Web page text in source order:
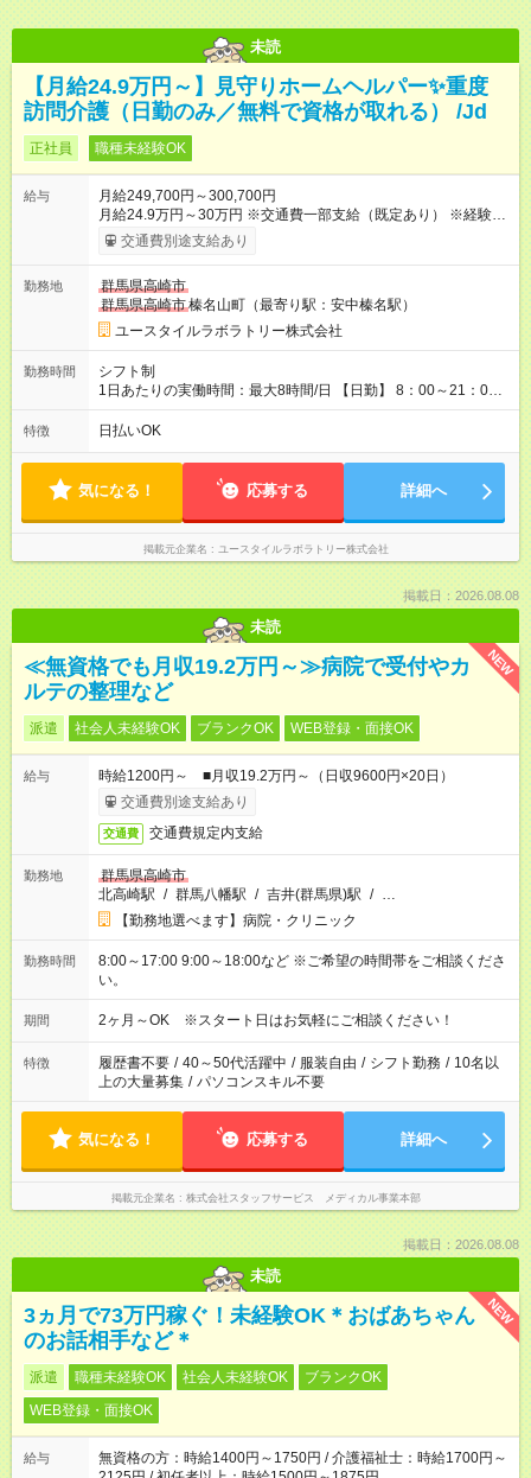
未読
【月給24.9万円～】見守りホームヘルパー✨重度
訪問介護（日勤のみ／無料で資格が取れる） /Jd
正社員 職種未経験OK
給与
月給249,700円～300,700円
月給24.9万円～30万円 ※交通費一部支給（既定あり） ※経験・
能力を考慮して決定します 【入社後のモデル月収（無資格・未
経験入社の場合）】 ［入社］ 無資格・未経験／月収21.1万円
年半］ ジュニアMGR／月収31.6万円 ［入社2年半］ マネー
ジャー／月収36万円以上 ※経験・能力等を考慮。 【試用期間】
試用期間あり 試用期間の長さ：2ヶ月 ※ 雇用形態と給与に、本
採用時と異なる部分があります。 雇用形態：本採用時と同じで
す。 給与：月給 211,700円 ～ 300,700円
交通費別途支給あり
勤務地
群馬県高崎市
群馬県高崎市榛名山町（最寄り駅：安中榛名駅）
ユースタイルラボラトリー株式会社
勤務時間
シフト制
1日あたりの実働時間：最大8時間/日 【日勤】 8：00～21：00
＊＊ 勤務時間例 ＊＊ ■8時から17時 ■9時から18時 ■10時か
ら19時 など ※上記の時間内で8時間勤務（休憩1時間）ご利用
（希望休あり）
特徴 日払いOK
気になる！ 応募する 詳細へ
掲載元企業名 ユースタイルラボラトリー株式会社
掲載日：2026.08.08
未読
NEW
≪無資格でも月収19.2万円～≫病院で受付やカ
ルテの整理など
派遣 社会人未経験OK ブランクOK WEB登録・面接OK
給与
時給1200円～ ■月収19.2万円～（日収9600円×20日）
交通費別途支給あり
交通費 交通費規定内支給
勤務地
群馬県高崎市
北高崎駅 / 群馬八幡駅 / 吉井(群馬県)駅 / …
【勤務地選べます】病院・クリニック
勤務時間
8:00～17:00 9:00～18:00など ※ご希望の時間帯をご相談くださ
い。
期間 2ヶ月～OK ※スタート日はお気軽にご相談ください！
特徴 履歴書不要 / 40～50代活躍中 / 服装自由 / シフト勤務 / 10名以
上の大量募集 / パソコンスキル不要
気になる！ 応募する 詳細へ
掲載元企業名 株式会社スタッフサービス メディカル事業本部
掲載日：2026.08.08
未読
NEW
3ヵ月で73万円稼ぐ！未経験OK＊おばあちゃん
のお話相手など＊
派遣 職種未経験OK 社会人未経験OK
ブランクOK
WEB登録・面接OK
給与
無資格の方：時給1400円～1750円 / 介護福祉士：時給1700円～